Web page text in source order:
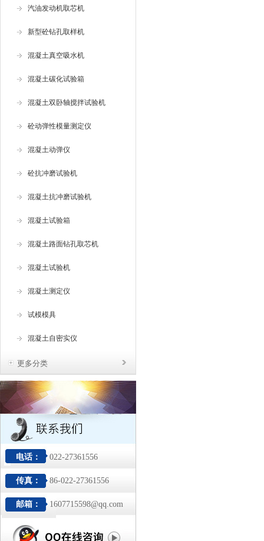
汽油发动机取芯机
新型砼钻孔取样机
混凝土真空吸水机
混凝土碳化试验箱
混凝土双卧轴搅拌试验机
砼动弹性模量测定仪
混凝土动弹仪
砼抗冲磨试验机
混凝土抗冲磨试验机
混凝土试验箱
混凝土路面钻孔取芯机
混凝土试验机
混凝土测定仪
试模模具
混凝土自密实仪
更多分类
电话： 022-27361556
传真： 86-022-27361556
邮箱： 1607715598@qq.com